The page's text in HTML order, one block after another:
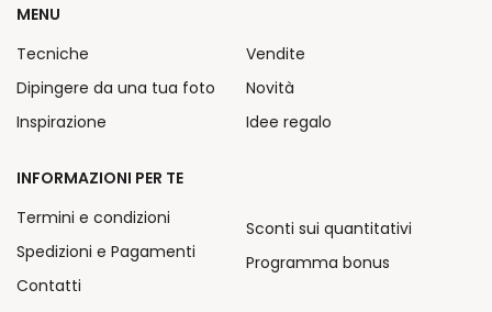
MENU
Tecniche
Dipingere da una tua foto
Inspirazione
Vendite
Novità
Idee regalo
INFORMAZIONI PER TE
Termini e condizioni
Spedizioni e Pagamenti
Contatti
Sconti sui quantitativi
Programma bonus